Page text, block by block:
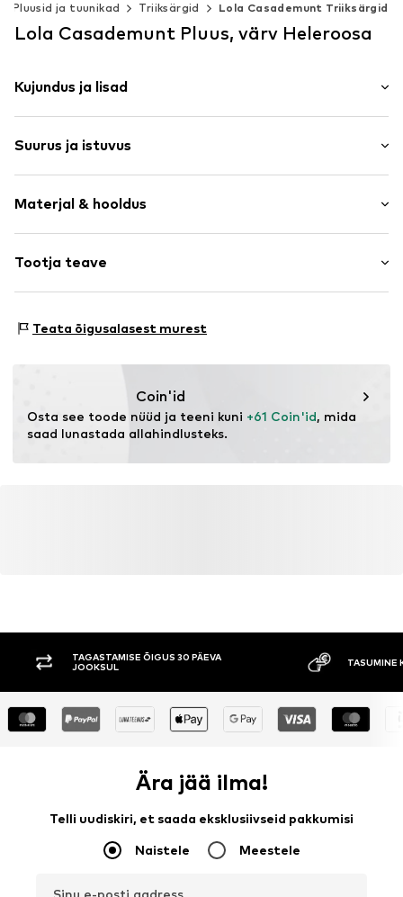
Pluusid ja tuunikad Triiksärgid Lola Casademunt Triiksärgid
Lola Casademunt Pluus, värv Heleroosa
Kujundus ja lisad
Nööpkinnitusega krae
Plisseeritud
Ühe nööbiga mansetid
Nööbiga kinnitus
Suurus ja istuvus
Pikkus: Tavaline lõige
Istuvus: Lõtv tegumood
Suuruste tabel
Materjal & hooldus
Materjal: 100% Puuvill
Tootja teave
75001 PARIS
Teata õigusalasest murest
Coin'id
Osta see toode nüüd ja teeni kuni +61 Coin'id, mida
saad lunastada allahindlusteks.
TAGASTAMISE ÕIGUS 30 PÄEVA
JOOKSUL
TASUMINE
Ära jää ilma!
Telli uudiskiri, et saada eksklusiivseid pakkumisi
Naistele Meestele